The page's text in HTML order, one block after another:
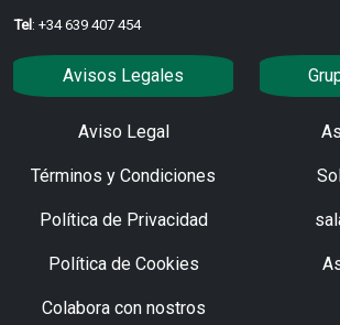
Tel: +34 639 407 454
Avisos Legales
Aviso Legal
Términos y Condiciones
Política de Privacidad
Política de Cookies
Colabora con nostros